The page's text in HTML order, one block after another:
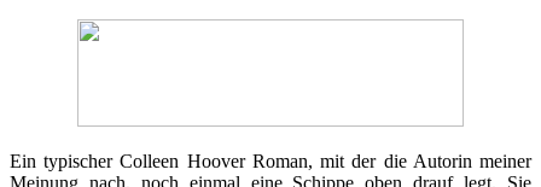
Ein typischer Colleen Hoover Roman, mit der die Autorin meiner
Meinung nach, noch einmal eine Schippe oben drauf legt. Sie